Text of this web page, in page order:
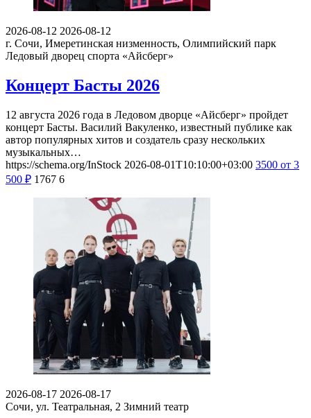
2026-08-12 2026-08-12
г. Сочи, Имеретинская низменность, Олимпийский парк
Ледовый дворец спорта «Айсберг»
Концерт Басты 2026
12 августа 2026 года в Ледовом дворце «Айсберг» пройдет
концерт Басты. Василий Вакуленко, известный публике как
автор популярных хитов и создатель сразу нескольких
музыкальных…
https://schema.org/InStock 2026-08-01T10:10:00+03:00 3500 от 3
500 ₽ 1767 6
2026-08-17 2026-08-17
Сочи, ул. Театральная, 2 Зимний театр